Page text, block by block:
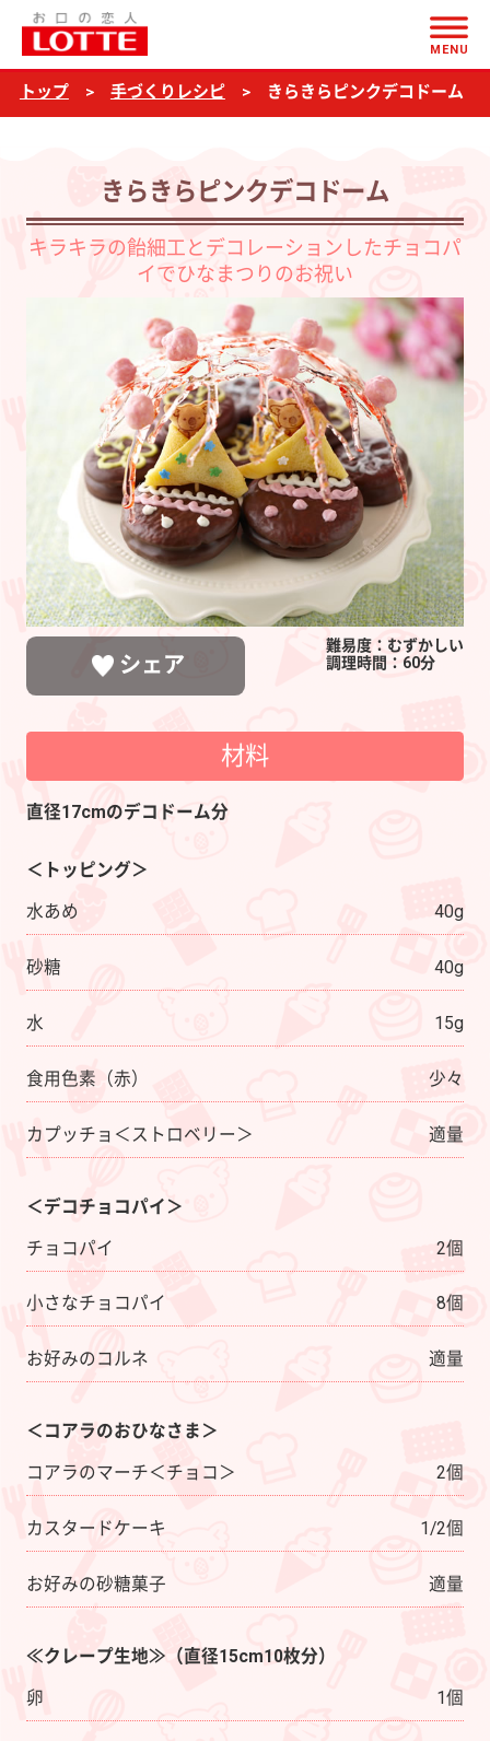
き
ら
き
ン
MENU
トップ 手づくりレシピ きらきらピンクデコドーム
きらきらピンクデコドーム
キラキラの飴細工とデコレーションしたチョコパ
イでひなまつりのお祝い
シェア
難易度：むずかしい
調理時間：60分
材料
直径17cmのデコドーム分
＜トッピング＞
水あめ
40g
砂糖 40g
水 15g
食用色素（赤） 少々
カプッチョ＜ストロベリー＞ 適量
＜デコチョコパイ＞
チョコパイ
2個
小さなチョコパイ 8個
お好みのコルネ 適量
＜コアラのおひなさま＞
コアラのマーチ＜チョコ＞
2個
カスタードケーキ 1/2個
お好みの砂糖菓子 適量
≪クレープ生地≫ （直径15cm10枚分）
卵
1個